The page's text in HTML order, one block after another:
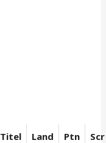
Titel Land Ptn Scr